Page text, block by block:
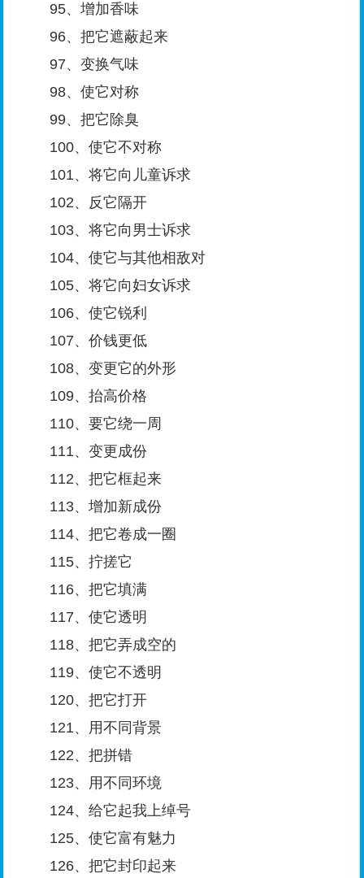
95、增加香味
96、把它遮蔽起来
97、变换气味
98、使它对称
99、把它除臭
100、使它不对称
101、将它向儿童诉求
102、反它隔开
103、将它向男士诉求
104、使它与其他相敌对
105、将它向妇女诉求
106、使它锐利
107、价钱更低
108、变更它的外形
109、抬高价格
110、要它绕一周
111、变更成份
112、把它框起来
113、增加新成份
114、把它卷成一圈
115、拧搓它
116、把它填满
117、使它透明
118、把它弄成空的
119、使它不透明
120、把它打开
121、用不同背景
122、把拼错
123、用不同环境
124、给它起我上绰号
125、使它富有魅力
126、把它封印起来